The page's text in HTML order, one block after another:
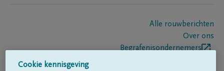
Alle rouwberichten
Over ons
Begrafenisondernemers
Cookie kennisgeving